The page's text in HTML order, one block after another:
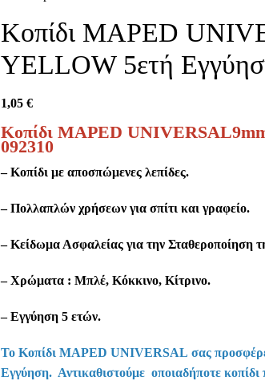
Κοπίδι MAPED
YELLOW 5ετή
1,05 €
Κοπίδι MAPED
092310
– Κοπίδι με αποσπώμενες λεπίδες.
– Πολλαπλών χρήσεων για σπίτι και γραφείο.
– Κείδωμα Ασφαλείας για την Σταθεροποίηση
– Χρώματα : Μπλέ, Κόκκινο, Κίτρινο.
– Εγγύηση 5 ετών.
Το Κοπίδι MAPED UNIVERSAL σας
Εγγύηση. Αντικαθιστούμε οποιαδήποτε